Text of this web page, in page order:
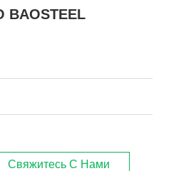
BAOSTEEL
Свяжитесь С Нами